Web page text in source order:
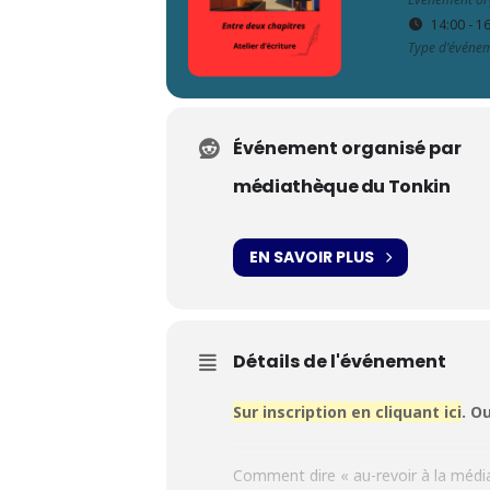
14:00 -
Type
Événement organisé par
médiathèque du Tonkin
EN SAVOIR PLUS
Détails de l'événement
Sur inscription en cliquant ici.
Comment dire « au-revoir à la